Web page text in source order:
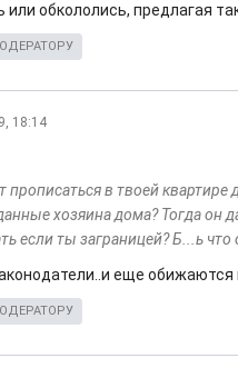
обкололись, предлагая
18:14
прописаться в твоей
хозяина дома? Тогда он
если ты заграницей? Б...ь
еще обижаются